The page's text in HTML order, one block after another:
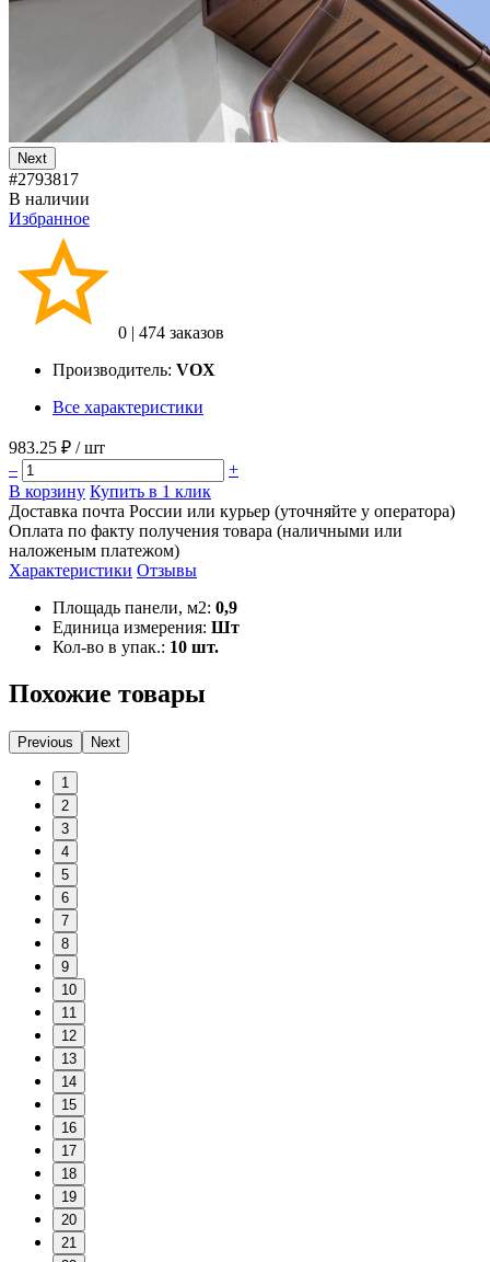
Next
#2793817
В наличии
Избранное
0 | 474 заказов
Производитель: VOX
Все характеристики
983.25 ₽ / шт
–
+
В корзину Купить в 1 клик
Доставка почта России или курьер (уточняйте у оператора)
Оплата по факту получения товара (наличными или
наложеным платежом)
Характеристики Отзывы
Площадь панели, м2: 0,9
Единица измерения: Шт
Кол-во в упак.: 10 шт.
Похожие товары
Previous Next
1
2
3
4
5
6
7
8
9
10
11
12
13
14
15
16
17
18
19
20
21